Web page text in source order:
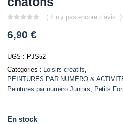
out
of
( Il n’y pas encore d’avis. )
6,90 €
UGS : PJS52
Catégories : Loisirs créatifs,
PEINTURES PAR NUMÉRO &
Peintures par numéro Juniors, Petits
En stock